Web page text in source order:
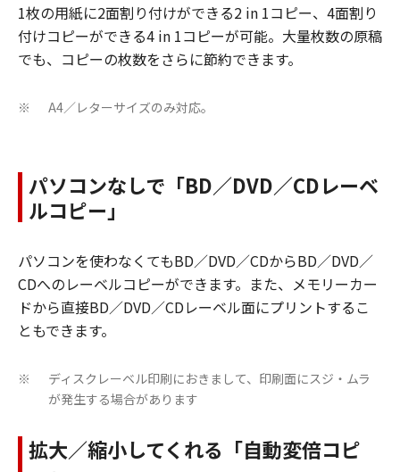
1枚の用紙に2面割り付けができる2 in 1コピー、4面割り
付けコピーができる4 in 1コピーが可能。大量枚数の原稿
でも、コピーの枚数をさらに節約できます。
※ A4／レターサイズのみ対応。
パソコンなしで「BD／DVD／CDレーベ
ルコピー」
パソコンを使わなくてもBD／DVD／CDからBD／DVD／
CDへのレーベルコピーができます。また、メモリーカー
ドから直接BD／DVD／CDレーベル面にプリントするこ
ともできます。
※
ディスクレーベル印刷におきまして、印刷面にスジ・ムラ
が発生する場合があります
拡大／縮小してくれる「自動変倍コピ